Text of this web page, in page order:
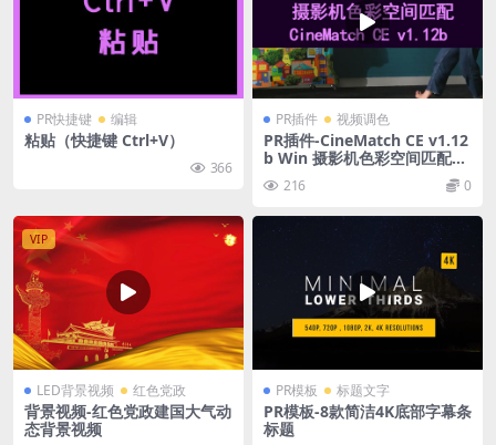
PR快捷键 编辑
粘贴（快捷键 Ctrl+V）
366
PR插件 视频调色
PR插件-CineMatch CE v1.12
b Win 摄影机色彩空间匹配调
色插件
216 0
VIP
LED背景视频 红色党政
背景视频-红色党政建国大气动
态背景视频
PR模板 标题文字
PR模板-8款简洁4K底部字幕条
标题